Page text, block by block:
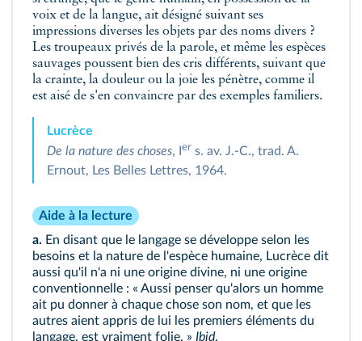
voix et de la langue, ait désigné suivant ses
impressions diverses les objets par des noms divers ?
Les troupeaux privés de la parole, et même les espèces
sauvages poussent bien des cris différents, suivant que
la crainte, la douleur ou la joie les pénètre, comme il
est aisé de s'en convaincre par des exemples familiers.
Lucrèce
De la nature des choses, I er s. av. J.-C., trad. A.
Ernout, Les Belles Lettres, 1964.
Aide à la lecture
a. En disant que le langage se développe selon les
besoins et la nature de l'espèce humaine, Lucrèce dit
aussi qu'il n'a ni une origine divine, ni une origine
conventionnelle : « Aussi penser qu'alors un homme
ait pu donner à chaque chose son nom, et que les
autres aient appris de lui les premiers éléments du
langage, est vraiment folie. » Ibid.